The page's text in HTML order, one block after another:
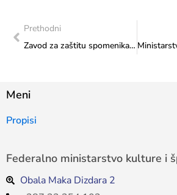
Prethodni
Zavod za zaštitu spomenika: „Historijsko područje – memorijalni kompleks Crna kuća – spomenik žrtvama fašističkog terora u Kruščici“
Meni
Propisi
Federalno ministarstvo kulture i
Obala Maka Dizdara 2